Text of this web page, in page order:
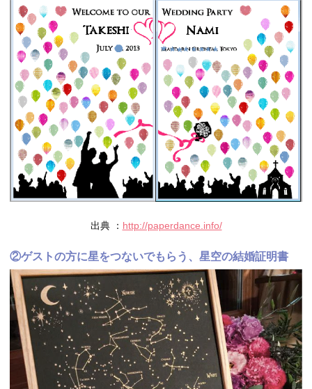
出典 ： http://paperdance.info/
②ゲストの方に星をつないでもらう、星空の結婚証明書